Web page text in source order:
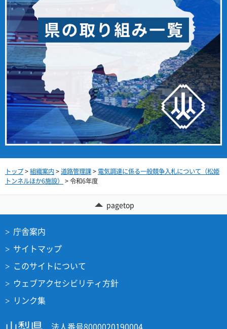
トップ>組織案内>道路管理課> 電気調達に係る一般競争入札について（松姫
トンネルほか6施設）
> 令和6年度
pagetop
庁舎案内
サイトマップ
このサイトについて
ウェブアクセシビリティ方針
リンク集
法人番号8000020190004